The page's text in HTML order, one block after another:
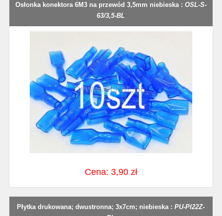
Osłonka konektora 6M3 na przewód 3,5mm niebieska : OSL-S-
63/3,5-BL
Cena: 3,90 zł
Płytka drukowana; dwustronna; 3x7cm; niebieska :PU-PI22Z-